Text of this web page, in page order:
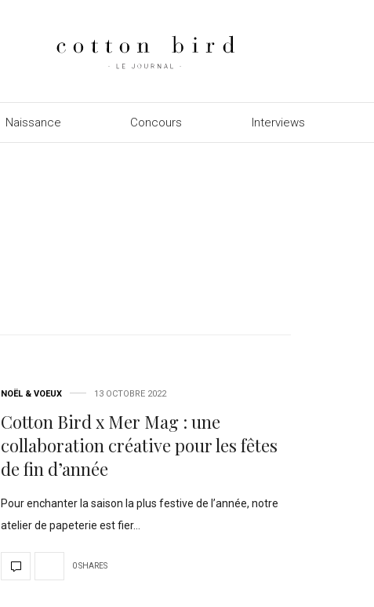
Naissance Concours Interviews
NOËL & VOEUX 13 OCTOBRE 2022
Cotton Bird x Mer Mag : une
collaboration créative pour les fêtes
de fin d’année
Pour enchanter la saison la plus festive de l’année, notre
atelier de papeterie est fier…
0 SHARES